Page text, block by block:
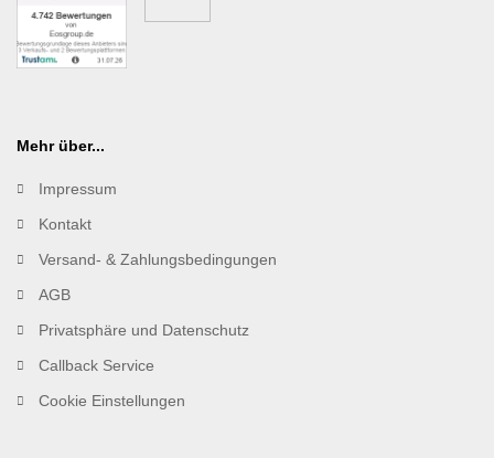
Mehr über...
Impressum
Kontakt
Versand- & Zahlungsbedingungen
AGB
Privatsphäre und Datenschutz
Callback Service
Cookie Einstellungen